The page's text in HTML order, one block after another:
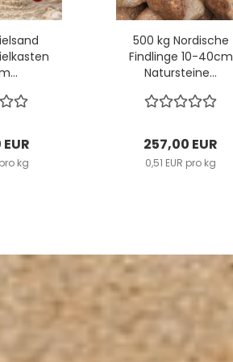
kg
500 kg Nordische
Findlinge 10-40cm
Natursteine...
257,00 EUR
0,51 EUR pro kg